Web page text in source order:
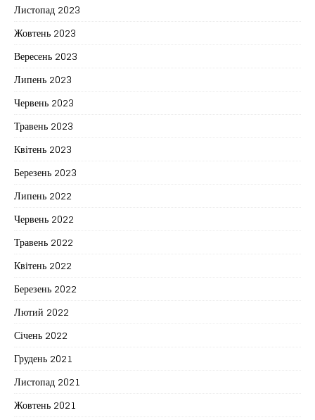
Листопад 2023
Жовтень 2023
Вересень 2023
Липень 2023
Червень 2023
Травень 2023
Квітень 2023
Березень 2023
Липень 2022
Червень 2022
Травень 2022
Квітень 2022
Березень 2022
Лютий 2022
Січень 2022
Грудень 2021
Листопад 2021
Жовтень 2021